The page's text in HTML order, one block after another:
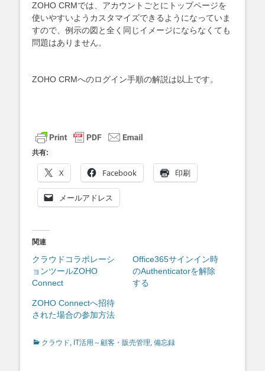
ZOHO CRMでは、アカウントごとにトップページを
使いやすいようカスタマイズできるようになっていま
すので、例示の図と全く同じイメージにならなくても
問題はありません。
ZOHO CRMへのログイン手順の解説は以上です。
共有:
X Facebook 印刷
メールアドレス
関連
クラウドコラボレーシ
ョンツールZOHO
Connect
Office365サインイン時
のAuthenticatorを解除
する
ZOHO Connectへ招待
された場合の参加方法
Categories
クラウド, IT活用～顧客・販売管理, 備忘録